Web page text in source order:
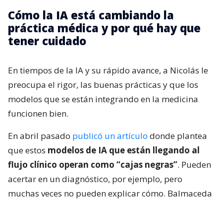
Cómo la IA está cambiando la
práctica médica y por qué hay que
tener cuidado
En tiempos de la IA y su rápido avance, a Nicolás le
preocupa el rigor, las buenas prácticas y que los
modelos que se están integrando en la medicina
funcionen bien.
En abril pasado publicó un artículo donde plantea
que estos modelos de IA que están llegando al
flujo clínico operan como “cajas negras”. Pueden
acertar en un diagnóstico, por ejemplo, pero
muchas veces no pueden explicar cómo. Balmaceda